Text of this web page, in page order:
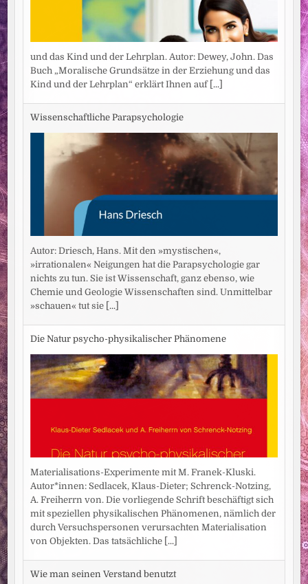
und das Kind und der Lehrplan. Autor: Dewey, John. Das
Buch „Moralische Grundsätze in der Erziehung und das
Kind und der Lehrplan“ erklärt Ihnen auf [...]
Wissenschaftliche Parapsychologie
Autor: Driesch, Hans. Mit den »mystischen«,
»irrationalen« Neigungen hat die Parapsychologie gar
nichts zu tun. Sie ist Wissenschaft, ganz ebenso, wie
Chemie und Geologie Wissenschaften sind. Unmittelbar
»schauen« tut sie [...]
Die Natur psycho-physikalischer Phänomene
Materialisations-Experimente mit M. Franek-Kluski.
Autor*innen: Sedlacek, Klaus-Dieter; Schrenck-Notzing,
A. Freiherrn von. Die vorliegende Schrift beschäftigt sich
mit speziellen physikalischen Phänomenen, nämlich der
durch Versuchspersonen verursachten Materialisation
von Objekten. Das tatsächliche [...]
Wie man seinen Verstand benutzt